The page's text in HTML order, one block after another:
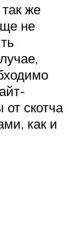
же
не
скотча
как и